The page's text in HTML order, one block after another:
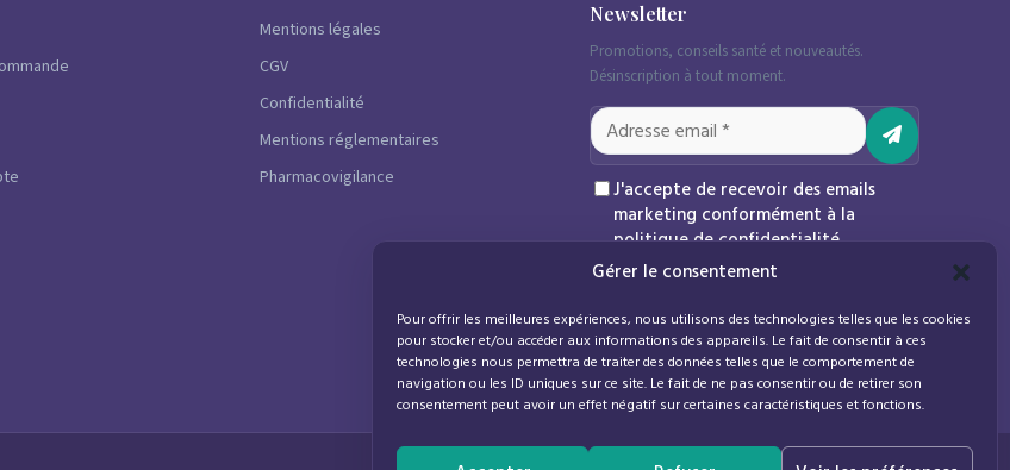
Gérer le consentement
Pour offrir les meilleures expériences, nous utilisons des technologies telles que les cookies
pour stocker et/ou accéder aux informations des appareils. Le fait de consentir à ces
technologies nous permettra de traiter des données telles que le comportement de
navigation ou les ID uniques sur ce site. Le fait de ne pas consentir ou de retirer son
consentement peut avoir un effet négatif sur certaines caractéristiques et fonctions.
Mentions légales
CGV
Confidentialité
Mentions réglementaires
Pharmacovigilance
Newsletter
Promotions, conseils santé et nouveautés.
Désinscription à tout moment.
J'accepte de recevoir des emails
marketing conformément à la
politique de confidentialité